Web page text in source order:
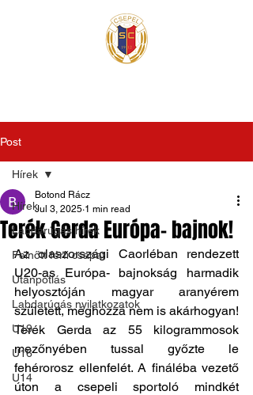
Post
Hírek
Labdarúgás hírek
Felnőtt férfi csapat
Utánpótlás
Labdarúgás nyilatkozatok
U19
U16
U14
Hírek
Terék Gerda Európa- bajnok!
Botond Rácz
Jul 3, 2025 1 min read
Az olaszországi Caorléban rendezett
U20-as Európa- bajnokság harmadik
helyosztóján magyar aranyérem
született, méghozzá nem is akárhogyan!
Terék Gerda az 55 kilogrammosok
mezőnyében tussal győzte le
fehérorosz ellenfelét. A fináléba vezető
úton a csepeli sportoló mindkét